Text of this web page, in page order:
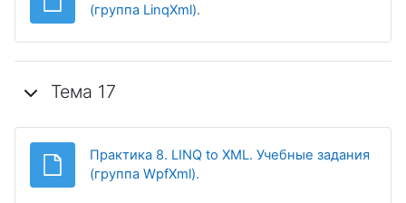
(группа LinqXml).
Тема 17
Практика 8. LINQ to XML. Учебные задания
(группа WpfXml).